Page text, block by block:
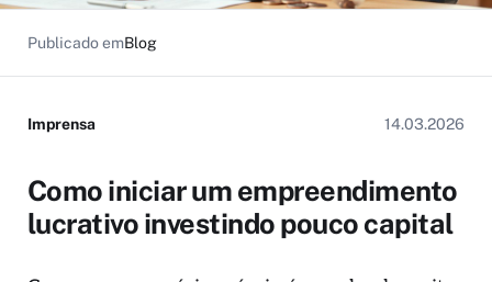
Publicado emBlog
Imprensa 14.03.2026
Como iniciar um empreendimento
lucrativo investindo pouco capital